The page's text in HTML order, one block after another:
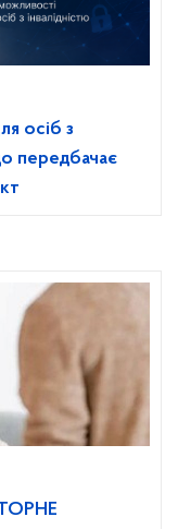
осіб з
передбачає